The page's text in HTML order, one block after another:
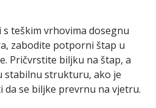
s teškim vrhovima dosegnu
zabodite potporni štap u
Pričvrstite biljku na štap, a
stabilnu strukturu, ako je
da se biljke prevrnu na vjetru.